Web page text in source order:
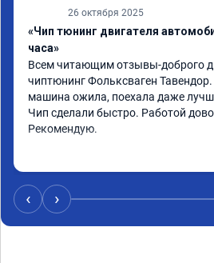
26 октября 2025
«Чип тюнинг двигателя
часа»
Всем читающим отзывы-доброго
чиптюнинг Фольксваген
машина ожила, поехала даже
Чип сделали быстро. Работой
Рекомендую.
‹ ›